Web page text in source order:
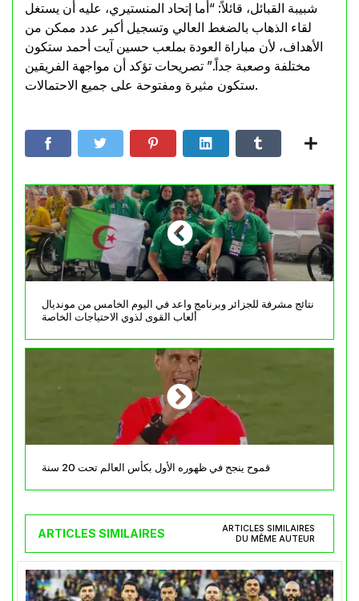
شبيبة القبائل، قائلاً: “أما إتحاد المنستيري، عليه أن يستغل
لقاء الذهاب بالضغط العالي وتسجيل أكبر عدد ممكن من
الأهداف، لأن مباراة العودة بملعب حسين آيت أحمد ستكون
مختلفة وصعبة جداً.” تصريحات تؤكد أن مواجهة الفريقين
ستكون مثيرة ومفتوحة على جميع الاحتمالات.
نتائج مشرفة للجزائر وبرنامج واعد في اليوم الخامس من مونديال
ألعاب القوى لذوي الاحتياجات الخاصة
قموح ينجح في ظهوره الأول بكأس العالم تحت 20 سنة
ARTICLES SIMILAIRES
ARTICLES SIMILAIRES
DU MÊME AUTEUR